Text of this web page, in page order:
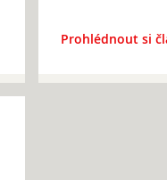
Prohlédnout si